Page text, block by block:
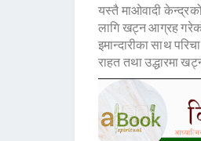
यस्तै माओवादी
लागि खट्न आग्रह
इमान्दारीका साथ
राहत तथा उद्धारमा